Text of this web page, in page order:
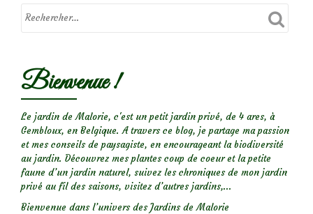
Amaryllis
Bienvenue !
Le jardin de Malorie, c'est un petit jardin privé, de 4 ares, à
Gembloux, en Belgique. A travers ce blog, je partage ma passion
et mes conseils de paysagiste, en encourageant la biodiversité
au jardin. Découvrez mes plantes coup de coeur et la petite
faune d’un jardin naturel, suivez les chroniques de mon jardin
privé au fil des saisons, visitez d’autres jardins,...
Bienvenue dans l’univers des Jardins de Malorie